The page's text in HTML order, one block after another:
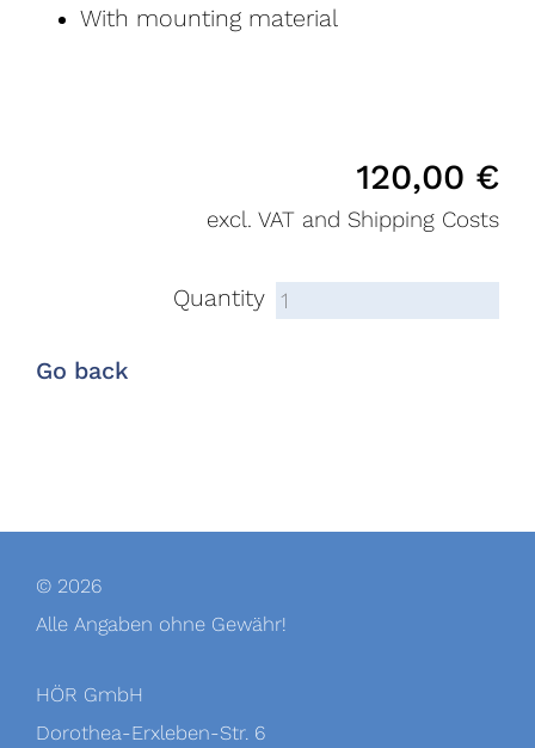
With mounting material
120,00 €
excl. VAT and Shipping Costs
Quantity
Go back
© 2026
Alle Angaben ohne Gewähr!
HÖR GmbH
Dorothea-Erxleben-Str. 6